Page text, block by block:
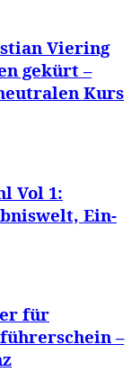
Viering
gekürt –
Kurs
Vol 1:
Ein-
für
–